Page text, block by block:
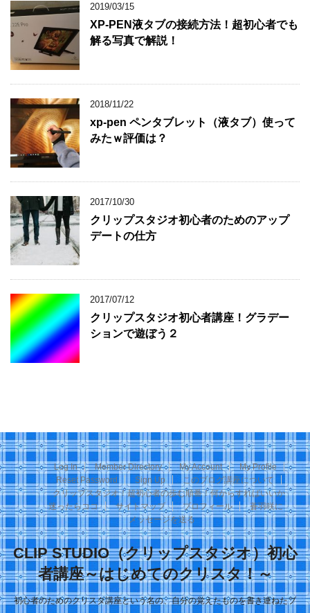
2019/03/15
XP-PEN液タブの接続方法！超初心者でも
解る写真で解説！
2018/11/22
xp-pen ペンタブレット（液タブ）使って
みたｗ評価は？
2017/10/30
クリップスタジオ初心者のためのアップ
デートの仕方
2017/07/12
クリップスタジオ初心者講座！グラデー
ションで遊ぼう２
Log In Member Directory My Account
My Profile
Reset Password
Sign Up
このブログ講座について
クリップスタジオ！超初心者の歩む順番！何からすればいいか
迷ったらココ
サイトマップ プロフィール
蒼羽咲に
メッセージを送る
CLIP STUDIO（クリップスタジオ）初心
者講座～はじめてのクリスタ！～
初心者のためのクリスタ講座という名の、自分の覚えたものを書き連ねたブ